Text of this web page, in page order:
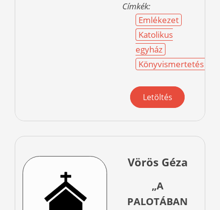
Címkék:
Emlékezet
Katolikus
egyház
Könyvismertetés
Letöltés
Vörös Géza
„A
PALOTÁBAN